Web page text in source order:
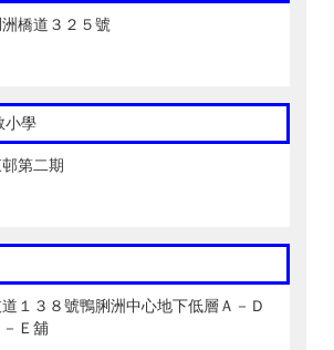
橋道３２５號
小學
第二期
１３８號鴨脷洲中心地下低層Ａ－Ｄ
Ｅ舖